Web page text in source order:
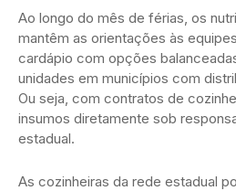
Ao longo do mês de férias, os
mantêm as orientações às
cardápio com opções
unidades em municípios com
Ou seja, com contratos de
insumos diretamente sob
estadual.
As cozinheiras da rede estadual